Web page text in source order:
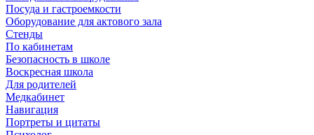
Посуда и гастроемкости
Оборудование для актового зала
Стенды
По кабинетам
Безопасность в школе
Воскресная школа
Для родителей
Медкабинет
Навигация
Портреты и цитаты